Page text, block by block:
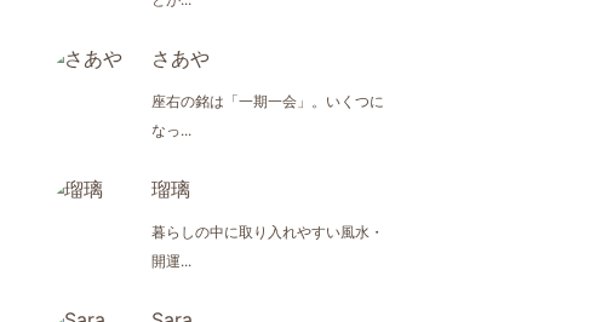
さあや
座右の銘は「一期一会」。いくつに
なっ...
瑠璃
暮らしの中に取り入れやすい風水・
開運...